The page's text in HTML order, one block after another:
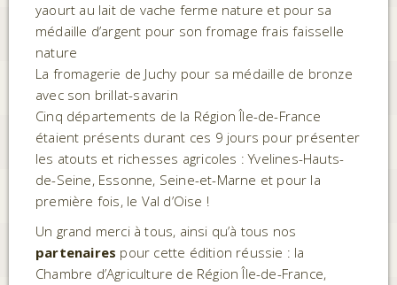
yaourt au lait de vache ferme nature et pour sa
médaille d’argent pour son fromage frais faisselle
nature
La fromagerie de Juchy pour sa médaille de bronze
avec son brillat-savarin
Cinq départements de la Région Île-de-France
étaient présents durant ces 9 jours pour présenter
les atouts et richesses agricoles : Yvelines-Hauts-
de-Seine, Essonne, Seine-et-Marne et pour la
première fois, le Val d’Oise !
Un grand merci à tous, ainsi qu’à tous nos
partenaires pour cette édition réussie : la
Chambre d’Agriculture de Région Île-de-France,